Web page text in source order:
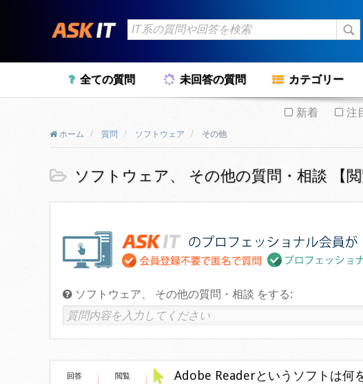
全ての質問 未回答の質問 カテゴリー
新着 注
ホーム 質問 ソフトウェア その他
ソフトウェア、 その他の質問・相談 【閲
ソフトウェア、 その他の質問・相談 をする:
回答 閲覧 Adobe Readerというソフトは何